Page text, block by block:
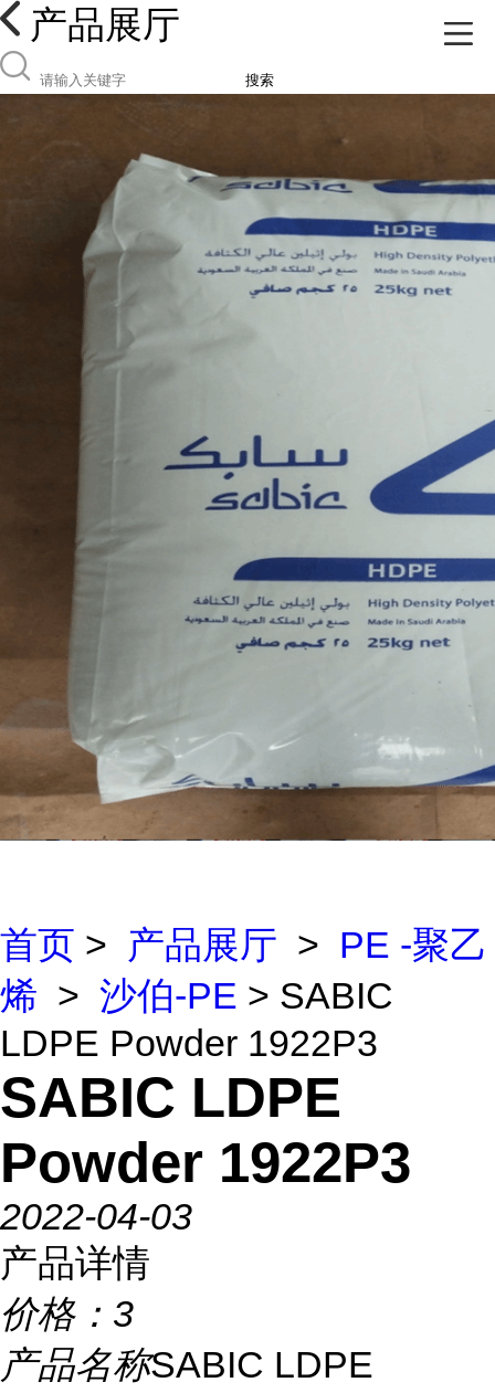
产品展厅
搜索
首页 > 产品展厅 > PE -聚乙
烯 > 沙伯-PE > SABIC
LDPE Powder 1922P3
SABIC LDPE
Powder 1922P3
2022-04-03
产品详情
价格： 3
产品名称SABIC LDPE